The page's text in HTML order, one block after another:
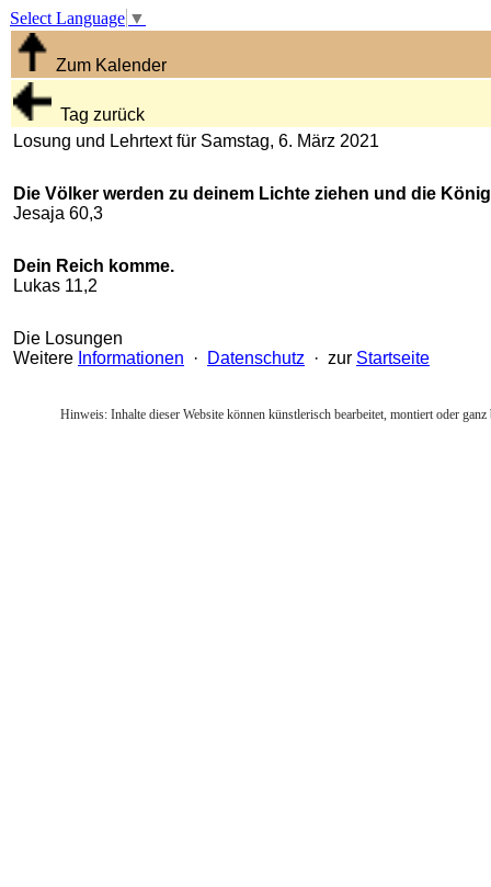
Select Language ▼
Zum Kalender
Tag zurück
Losung und Lehrtext für Samstag, 6. März 2021
Die Völker werden zu deinem Lichte ziehen und die
Jesaja 60,3
Dein Reich komme.
Lukas 11,2
Die Losungen
Weitere Informationen · Datenschutz · zur Startseite
Hinweis: Inhalte dieser Website können künstlerisch bearbeitet, montiert oder